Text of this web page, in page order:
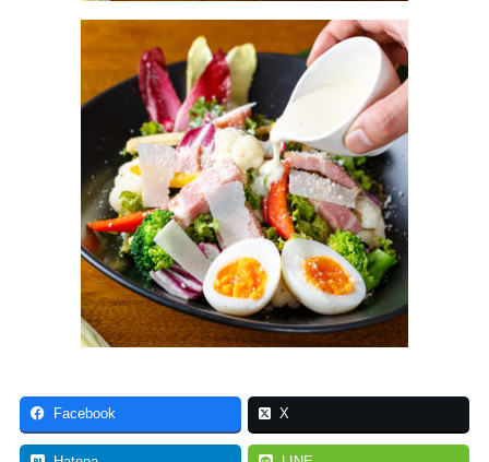
Facebook X